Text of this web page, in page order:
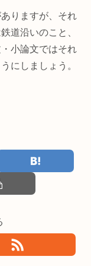
りますが、それ
道沿いのこと、
小論文ではそれ
にしましょう。